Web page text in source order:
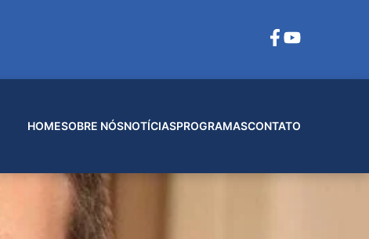
HOMESOBRE NÓSNOTÍCIASPROGRAMASCONTATO